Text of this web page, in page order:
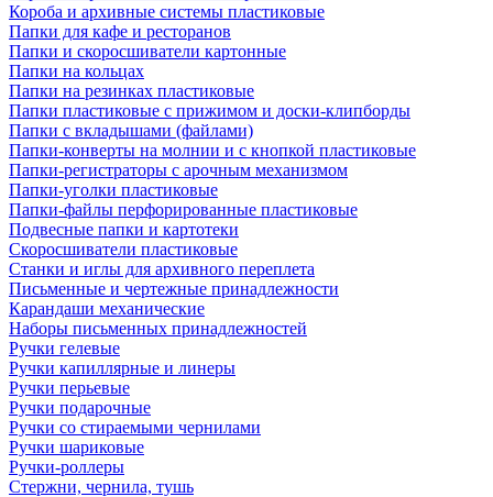
Короба и архивные системы пластиковые
Папки для кафе и ресторанов
Папки и скоросшиватели картонные
Папки на кольцах
Папки на резинках пластиковые
Папки пластиковые с прижимом и доски-клипборды
Папки с вкладышами (файлами)
Папки-конверты на молнии и с кнопкой пластиковые
Папки-регистраторы с арочным механизмом
Папки-уголки пластиковые
Папки-файлы перфорированные пластиковые
Подвесные папки и картотеки
Скоросшиватели пластиковые
Станки и иглы для архивного переплета
Письменные и чертежные принадлежности
Карандаши механические
Наборы письменных принадлежностей
Ручки гелевые
Ручки капиллярные и линеры
Ручки перьевые
Ручки подарочные
Ручки со стираемыми чернилами
Ручки шариковые
Ручки-роллеры
Стержни, чернила, тушь